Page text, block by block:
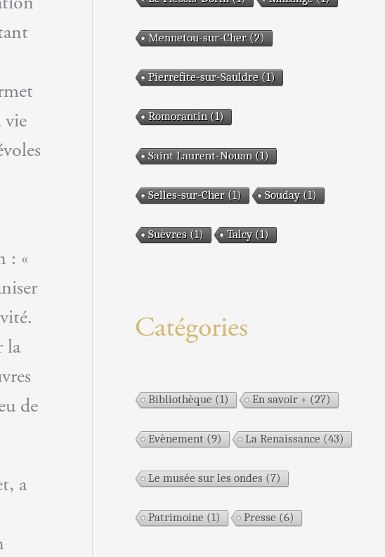
vie
: «
la
de
a
Mennetou-sur-Cher(2)
Pierrefite-sur-Sauldre (1)
Romorantin (1)
Saint Laurent-Nouan (1)
Selles-sur-Cher(1) Souday(1)
Suèvres(1) Talcy(1)
Catégories
Bibliothèque (1) En savoir + (27)
Evènement (9) La Renaissance (43)
Le musée sur les ondes (7)
Patrimoine (1) Presse (6)